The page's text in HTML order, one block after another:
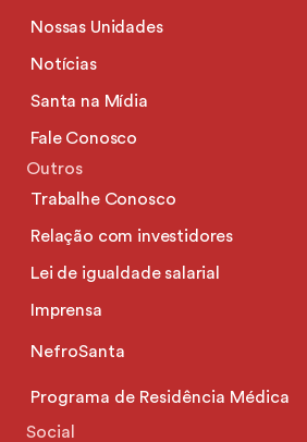
Nossas Unidades
Notícias
Santa na Mídia
Fale Conosco
Outros
Trabalhe Conosco
Relação com investidores
Lei de igualdade salarial
Imprensa
NefroSanta
Programa de Residência Médica
Social